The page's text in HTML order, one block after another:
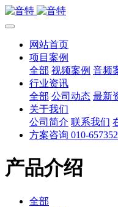
网站首页
项目案例
全部 视频案例 音频
行业资讯
全部 公司动态 最新
关于我们
公司简介 联系我们
方案咨询 010-
产品介绍
全部